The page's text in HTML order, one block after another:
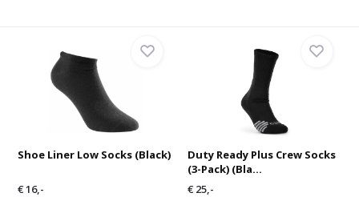
Shoe Liner Low Socks (Black)
€ 16,-
Duty Ready Plus Crew Socks
(3-Pack) (Bla...
€ 25,-